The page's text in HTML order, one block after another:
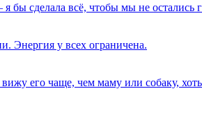
бы сделала всё, чтобы мы не остались
Энергия у всех ограничена.
его чаще, чем маму или собаку,